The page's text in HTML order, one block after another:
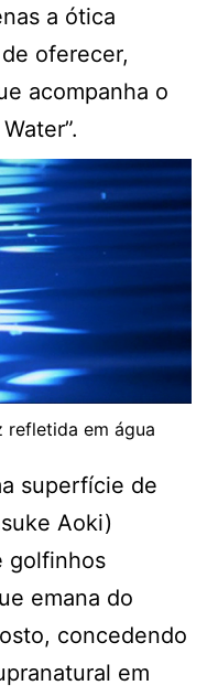
a ótica
oferecer,
acompanha o
refletida em água
superfície de
Aoki)
golfinhos
emana do
concedendo
em